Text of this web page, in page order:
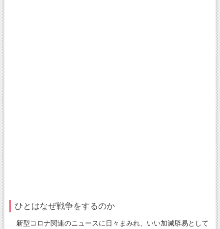
ひとはなぜ戦争をするのか
新型コロナ関連のニュースに日々まみれ、いい加減辟易として